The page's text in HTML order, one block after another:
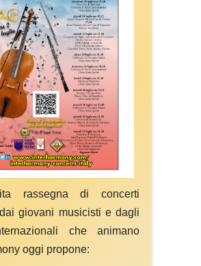
rassegna di concerti
giovani musicisti e dagli
che animano
oggi propone: